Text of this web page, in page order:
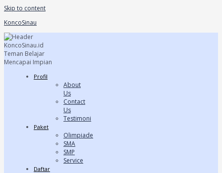
Skip to content
KoncoSinau
Profil
About
Us
Contact
Us
Testimoni
Paket
Olimpiade
SMA
SMP
Service
Daftar